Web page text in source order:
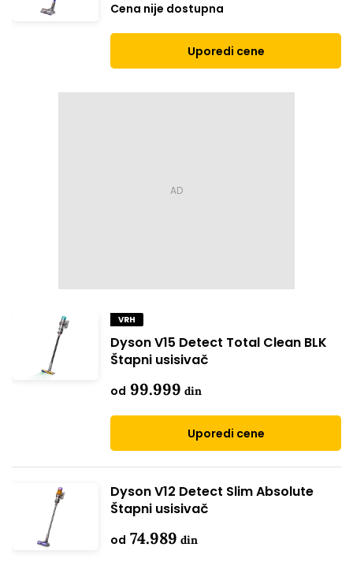
Cena nije dostupna
Uporedi cene
VRH
Dyson V15 Detect Total Clean BLK
Štapni usisivač
od 99.999 din
Uporedi cene
Dyson V12 Detect Slim Absolute
Štapni usisivač
od 74.989 din